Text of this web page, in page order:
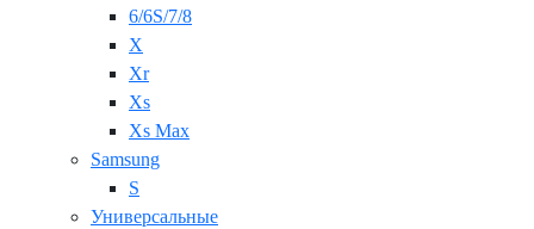
6/6S/7/8
X
Xr
Xs
Xs Max
Samsung
S
Универсальные